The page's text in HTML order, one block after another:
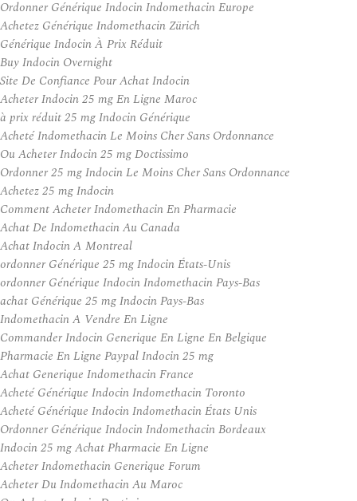
Ordonner Générique Indocin Indomethacin Europe
Achetez Générique Indomethacin Zürich
Générique Indocin À Prix Réduit
Buy Indocin Overnight
Site De Confiance Pour Achat Indocin
Acheter Indocin 25 mg En Ligne Maroc
à prix réduit 25 mg Indocin Générique
Acheté Indomethacin Le Moins Cher Sans Ordonnance
Ou Acheter Indocin 25 mg Doctissimo
Ordonner 25 mg Indocin Le Moins Cher Sans Ordonnance
Achetez 25 mg Indocin
Comment Acheter Indomethacin En Pharmacie
Achat De Indomethacin Au Canada
Achat Indocin A Montreal
ordonner Générique 25 mg Indocin États-Unis
ordonner Générique Indocin Indomethacin Pays-Bas
achat Générique 25 mg Indocin Pays-Bas
Indomethacin A Vendre En Ligne
Commander Indocin Generique En Ligne En Belgique
Pharmacie En Ligne Paypal Indocin 25 mg
Achat Generique Indomethacin France
Acheté Générique Indocin Indomethacin Toronto
Acheté Générique Indocin Indomethacin États Unis
Ordonner Générique Indocin Indomethacin Bordeaux
Indocin 25 mg Achat Pharmacie En Ligne
Acheter Indomethacin Generique Forum
Acheter Du Indomethacin Au Maroc